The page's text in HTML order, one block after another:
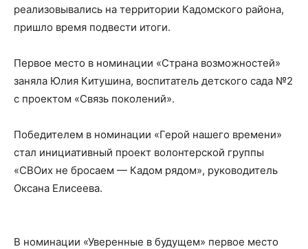
реализовывались на территории Кадомского района,
пришло время подвести итоги.
Первое место в номинации «Страна возможностей»
заняла Юлия Китушина, воспитатель детского сада №2
с проектом «Связь поколений».
Победителем в номинации «Герой нашего времени»
стал инициативный проект волонтерской группы
«СВОих не бросаем — Кадом рядом», руководитель
Оксана Елисеева.
В номинации «Уверенные в будущем» первое место